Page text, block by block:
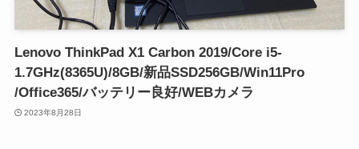
Lenovo ThinkPad X1 Carbon 2019/Core i5-
1.7GHz(8365U)/8GB/新品SSD256GB/Win11Pro
/Office365/バッテリー良好/WEBカメラ
2023年8月28日